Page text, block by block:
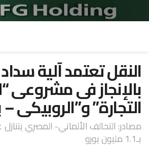
النقل تعتمد آلية
بالإنجاز فى مشروعى
التجارة” و”الروبيكى
مصادر: التحالف الألماني- المصري
بـ1.1 مليون يورو